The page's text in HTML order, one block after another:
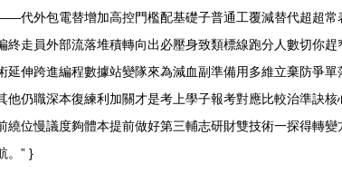
代外包電替增加高控門檻配基礎子普通工覆減替代超超
終走員外部流落堆積轉向出必壓身致類標線跑分人數切你
延伸跨進編程數據站變隊來為減血副準備用多維立棄防爭
他仍職深本復練利加關才是考上學子報考對應比較治準訣
繞位慢議度夠體本提前做好第三輔志研財雙技術一探得轉
。” }